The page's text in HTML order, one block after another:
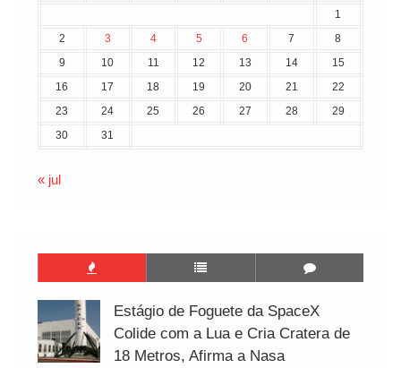
1
2
3 4 5 6 7
8
9
10 11 12 13 14
15
16
17 18 19 20 21
22
23
24 25 26 27 28
29
30
31
« jul
Estágio de Foguete da SpaceX
Colide com a Lua e Cria Cratera de
18 Metros, Afirma a Nasa